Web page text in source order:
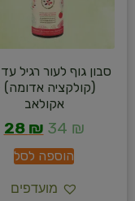
סבון גוף לעור רגיל
(קולקציה אדומה)
אקולאב
34 ₪
28 ₪
הוספה לסל
מועדפים